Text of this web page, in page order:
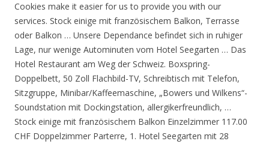
Cookies make it easier for us to provide you with our
services. Stock einige mit französischem Balkon, Terrasse
oder Balkon … Unsere Dependance befindet sich in ruhiger
Lage, nur wenige Autominuten vom Hotel Seegarten … Das
Hotel Restaurant am Weg der Schweiz. Boxspring-
Doppelbett, 50 Zoll Flachbild-TV, Schreibtisch mit Telefon,
Sitzgruppe, Minibar/Kaffeemaschine, „Bowers und Wilkens“-
Soundstation mit Dockingstation, allergikerfreundlich, …
Stock einige mit französischem Balkon Einzelzimmer 117.00
CHF Doppelzimmer Parterre, 1. Hotel Seegarten mit 28